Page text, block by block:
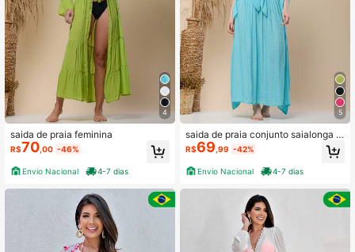
4
saida de praia feminina
R$70 ,00 -46%
Envio Nacional 4-7 dias
5
saida de praia conjunto saialonga c
ropped de amarrar blusa curta
R$69 ,99 -42%
Envio Nacional 4-7 dias